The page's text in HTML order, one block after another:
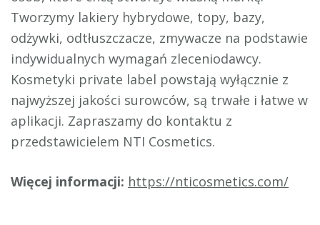
Tworzymy lakiery hybrydowe, topy, bazy,
odżywki, odtłuszczacze, zmywacze na podstawie
indywidualnych wymagań zleceniodawcy.
Kosmetyki private label powstają wyłącznie z
najwyższej jakości surowców, są trwałe i łatwe w
aplikacji. Zapraszamy do kontaktu z
przedstawicielem NTI Cosmetics.
Więcej informacji: https://nticosmetics.com/